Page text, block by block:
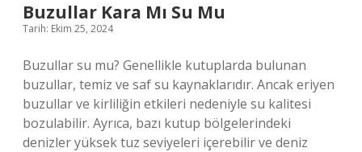
Buzullar Kara Mı Su Mu
Tarih: Ekim 25, 2024
Buzullar su mu? Genellikle kutuplarda bulunan
buzullar, temiz ve saf su kaynaklarıdır. Ancak eriyen
buzullar ve kirliliğin etkileri nedeniyle su kalitesi
bozulabilir. Ayrıca, bazı kutup bölgelerindeki
denizler yüksek tuz seviyeleri içerebilir ve deniz